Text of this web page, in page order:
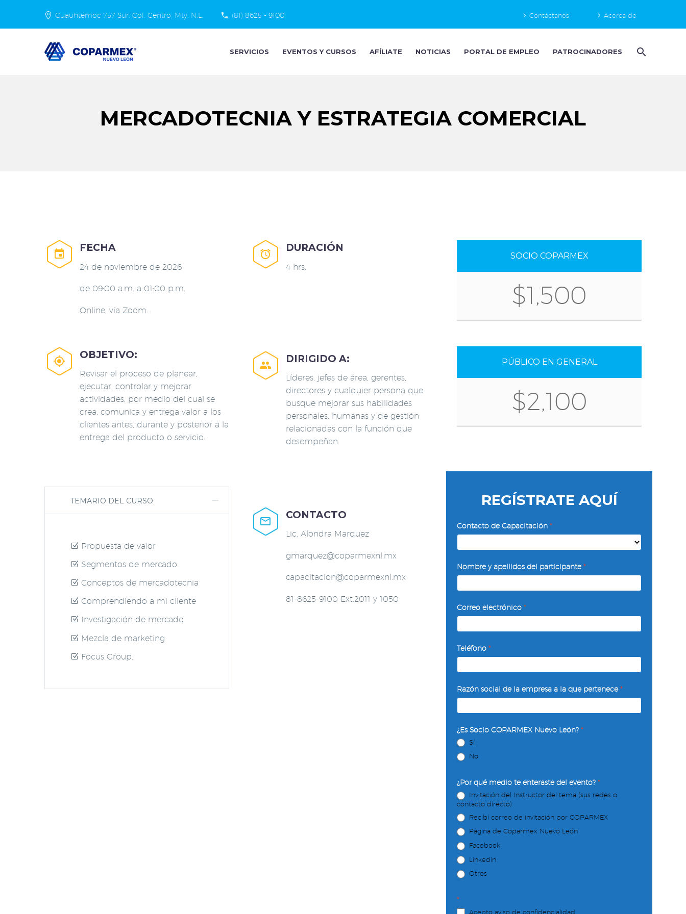
Cuauhtémoc 757 Sur. Col. Centro, Mty. N.L. (81) 8625 - 9100 Contáctanos Acerca de
SERVICIOS EVENTOS Y CURSOS AFÍLIATE NOTICIAS PORTAL DE EMPLEO PATROCINADORES
MERCADOTECNIA Y ESTRATEGIA COMERCIAL


FECHA
24 de noviembre de 2026
de 09:00 a.m. a 01:00 p.m.
Online, vía Zoom.


OBJETIVO:
Revisar el proceso de planear,
ejecutar, controlar y mejorar
actividades, por medio del cual se
crea, comunica y entrega valor a los
clientes antes, durante y posterior a la
entrega del producto o servicio.
TEMARIO DEL CURSO
Propuesta de valor
Segmentos de mercado
Conceptos de mercadotecnia
Comprendiendo a mi cliente
Investigación de mercado
Mezcla de marketing
Focus Group.


DURACIÓN
4 hrs.


DIRIGIDO A:
Líderes, jefes de área, gerentes,
directores y cualquier persona que
busque mejorar sus habilidades
personales, humanas y de gestión
relacionadas con la función que
desempeñan.


CONTACTO
Lic. Alondra Marquez
gmarquez@coparmexnl.mx
capacitacion@coparmexnl.mx
81-8625-9100 Ext.2011 y 1050
SOCIO COPARMEX
$1,500
PÚBLICO EN GENERAL
$2,100
REGÍSTRATE AQUÍ
Mercadotecnia
y
Estrategia
Comercial
Contacto de Capacitación *
Nombre y apellidos del participante*
Correo electrónico *
Teléfono *
Razón social de la empresa a la que pertenece*
¿Es Socio COPARMEX Nuevo León? *
Sí
No
¿Por qué medio te enteraste del evento? *
Invitación del Instructor del tema (sus redes o
contacto directo)
Recibí correo de invitación por COPARMEX
Página de Coparmex Nuevo León
Facebook
Linkedin
Otros
*
Acepto aviso de confidencialidad